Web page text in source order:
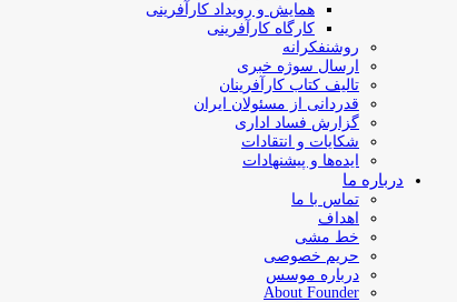
همایش و رویداد کارآفرینی
کارگاه کارآفرینی
روشنفکرانه
ارسال سوژه‌ خبری
تالیف کتاب کارآفرینان
قدردانی از مسئولان ایران
گزارش فساد اداری
شکایات و انتقادات
ایده‌ها و پیشنهادات
درباره ما
تماس با ما
اهداف
خط مشی
حریم خصوصی
درباره موسس
About Founder